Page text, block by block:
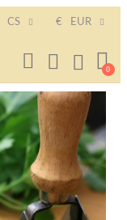
CS € EUR